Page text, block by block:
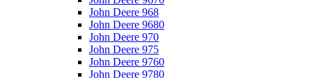
John Deere 968
John Deere 9680
John Deere 970
John Deere 975
John Deere 9760
John Deere 9780